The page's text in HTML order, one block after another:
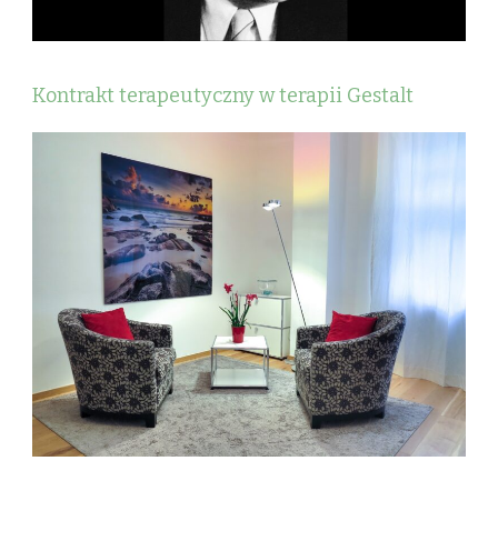
Kontrakt terapeutyczny w terapii Gestalt